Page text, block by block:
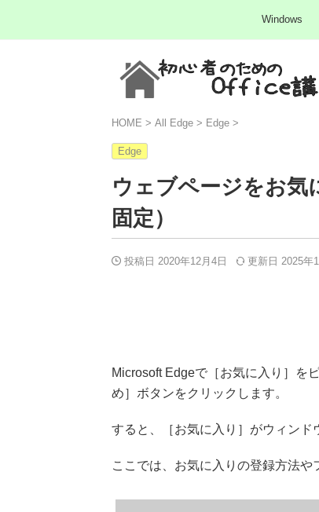
Windows
HOME > All Edge > Edge >
Edge
ウェブページをお気
固定）
投稿日 2020年12月4日 更新日 2025年
Microsoft Edgeで［お気に入り］を
め］ボタンをクリックします。
すると、［お気に入り］がウィンド
ここでは、お気に入りの登録方法や